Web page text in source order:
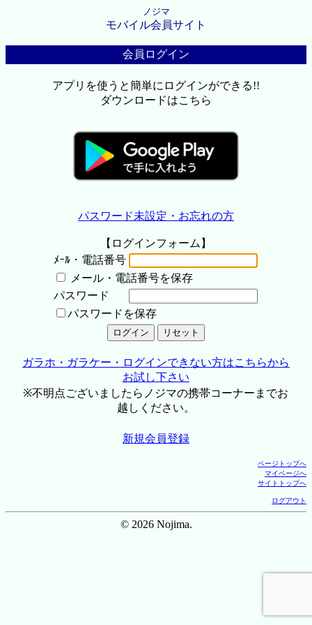
ノジマ
モバイル会員サイト
会員ログイン
アプリを使うと簡単にログインができる!!
ダウンロードはこちら
パスワード未設定・お忘れの方
【ログインフォーム】
ﾒｰﾙ・電話番号
メール・電話番号を保存
パスワード
パスワードを保存
ガラホ・ガラケー・ログインできない方はこちらから
お試し下さい
※不明点ございましたらノジマの携帯コーナーまでお
越しください。
新規会員登録
ページトップへ
マイページへ
サイトトップへ
ログアウト
© 2026 Nojima.